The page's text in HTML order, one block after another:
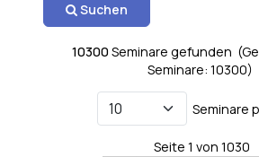
Suchen
10300 Seminare gefunden
Seminare: 10300)
Seminare
Seite 1 von 1030